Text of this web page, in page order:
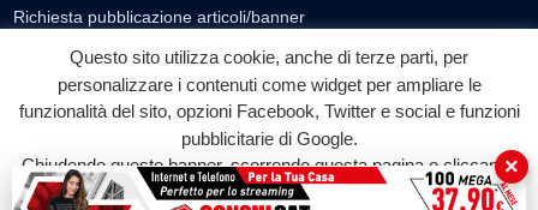
Richiesta pubblicazione articoli/banner
SEGUICI SUI SOCIAL
f
Facebook
◎ ▶
YouTube
Questo sito utilizza cookie, anche di terze parti, per
personalizzare i contenuti come widget per ampliare le
funzionalità del sito, opzioni Facebook, Twitter e social e funzioni
pubblicitarie di Google.
Chiudendo questo banner, scorrendo questa pagina o cliccando
su qualunque suo elemento acconsenti all'uso dei cookie.
×